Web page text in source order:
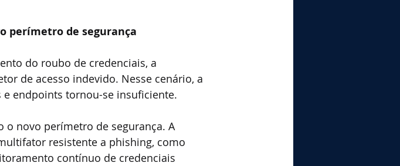
perímetro de segurança
do roubo de credenciais, a
de acesso indevido. Nesse cenário, a
endpoints tornou-se insuficiente.
o novo perímetro de segurança. A
resistente a phishing, como
contínuo de credenciais